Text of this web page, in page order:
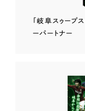
「岐阜スゥープス
ーパートナー